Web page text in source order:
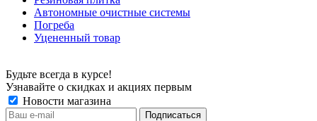
Автономные очистные системы
Погреба
Уцененный товар
Будьте всегда в курсе!
Узнавайте о скидках и акциях первым
Новости магазина